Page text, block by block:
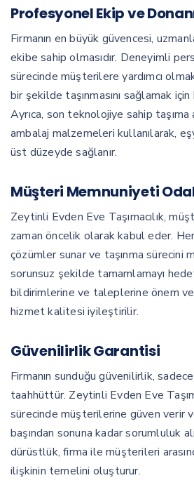
Profesyonel Ekip ve
Firmanın en büyük güvencesi,
ekibe sahip olmasıdır. Deneyimli
sürecinde müşterilere yardımcı
bir şekilde taşınmasını sağlamak için
Ayrıca, son teknolojiye sahip
ambalaj malzemeleri kullanılarak,
üst düzeyde sağlanır.
Müşteri Memnuniyeti
Zeytinli Evden Eve Taşımacılık,
zaman öncelik olarak kabul eder.
çözümler sunar ve taşınma sürecini
sorunsuz şekilde tamamlamayı
bildirimlerine ve taleplerine önem
hizmet kalitesi iyileştirilir.
Güvenilirlik Garantisi
Firmanın sunduğu güvenilirlik,
taahhüttür. Zeytinli Evden Eve
sürecinde müşterilerine güven verir
başından sonuna kadar sorumluluk
dürüstlük, firma ile müşterileri
ilişkinin temelini oluşturur.